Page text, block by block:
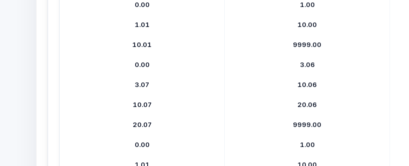
0.00 1.00
1.01 10.00
10.01 9999.00
0.00 3.06
3.07 10.06
10.07 20.06
20.07 9999.00
0.00 1.00